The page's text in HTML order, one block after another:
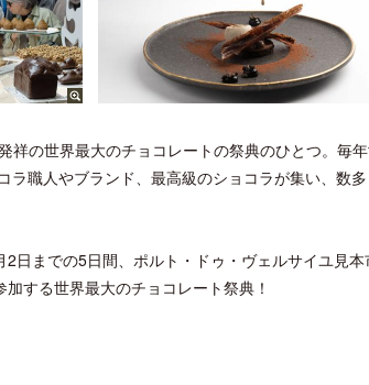
祥の世界最大のチョコレートの祭典のひとつ。毎
職人やブランド、最高級のショコラが集い、数
日までの5日間、ポルト・ドゥ・ヴェルサイユ見本
する世界最大のチョコレート祭典！